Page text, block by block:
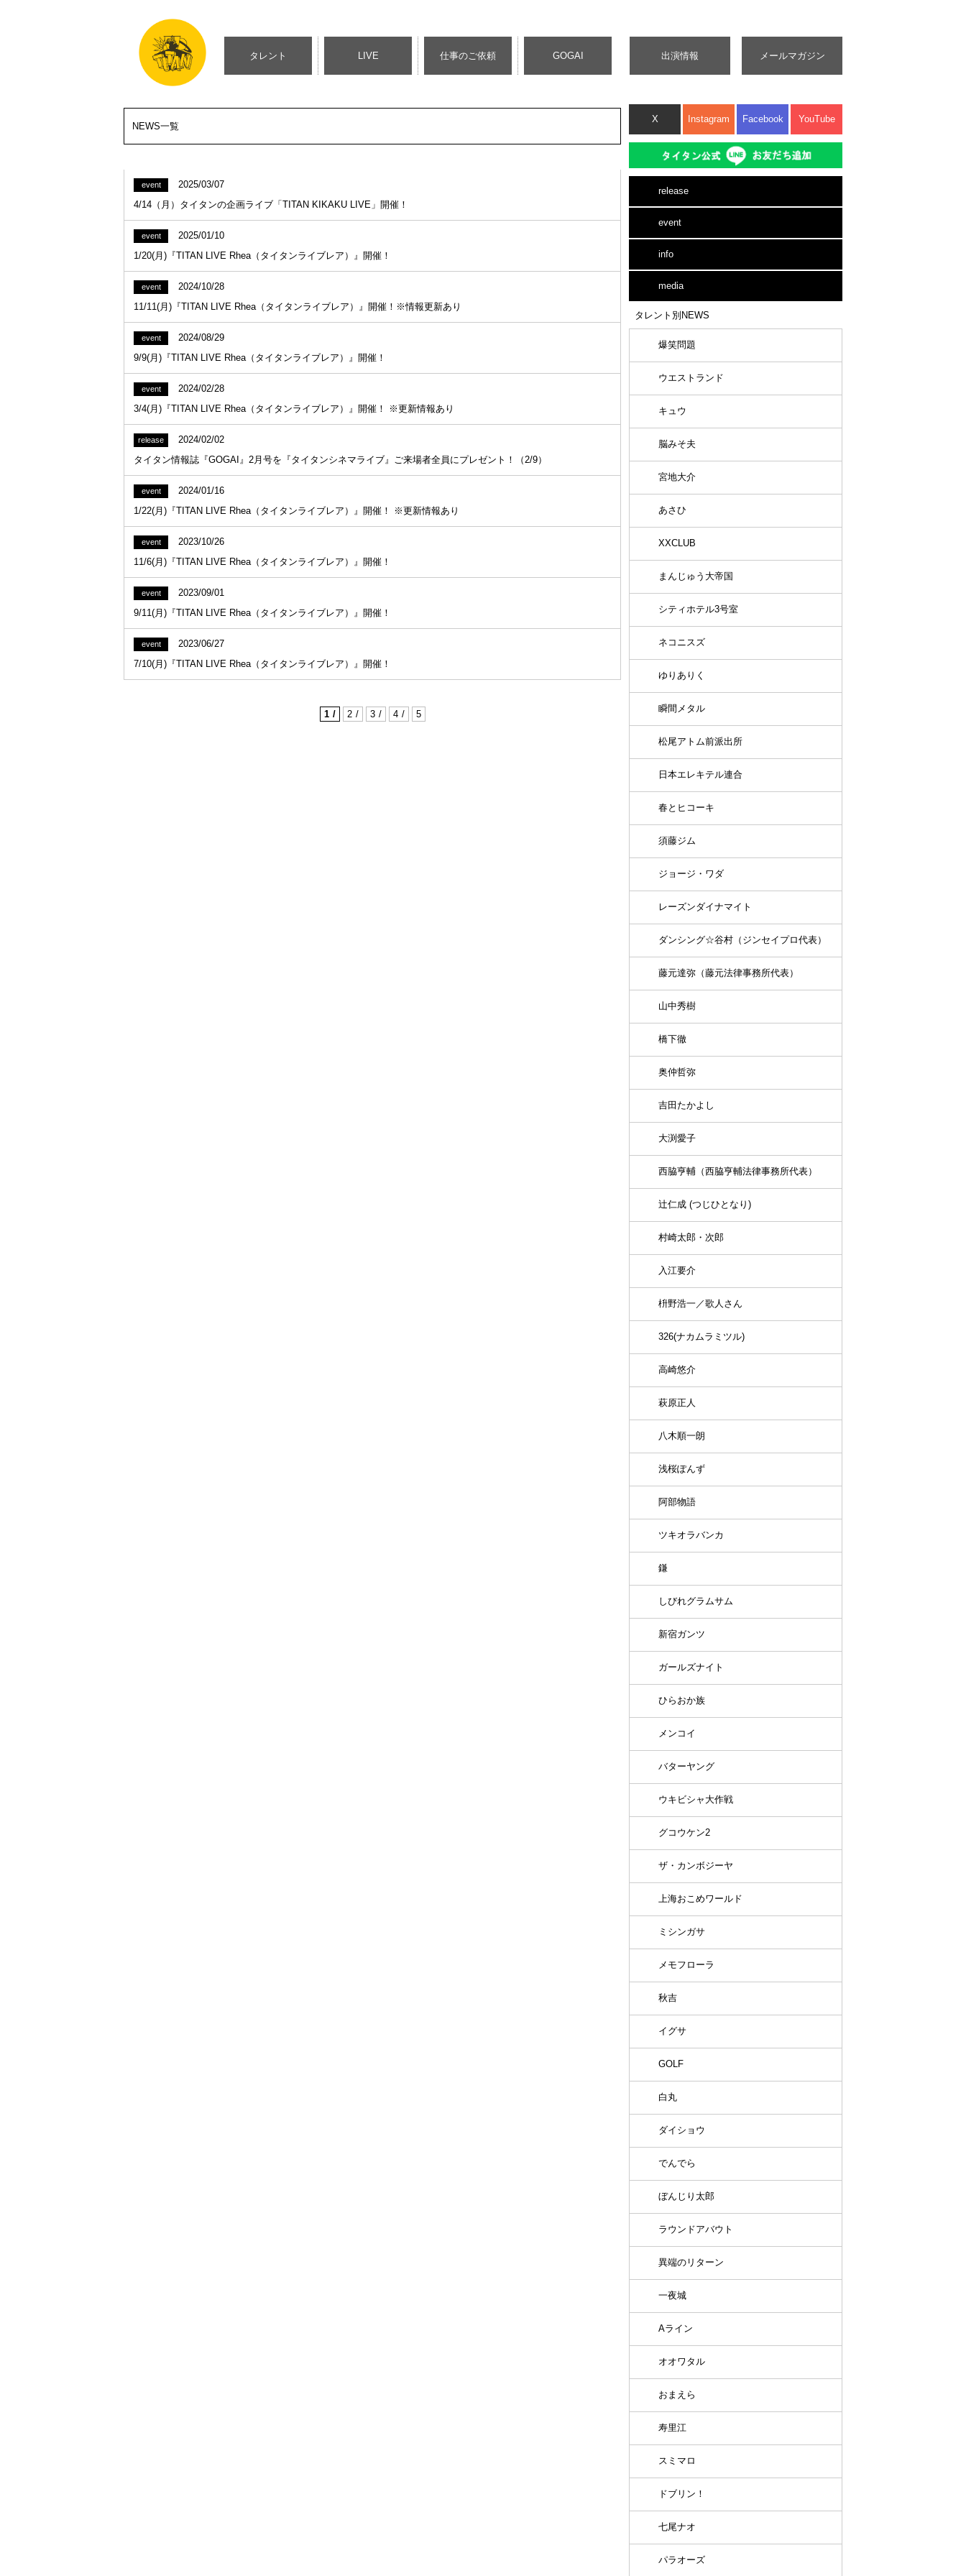
タレント LIVE 仕事のご依頼 GOGAI 出演情報 メールマガジン
NEWS一覧
event
2025/03/07
4/14（月）タイタンの企画ライブ「TITAN KIKAKU LIVE」開催！
event
2025/01/10
1/20(月)『TITAN LIVE Rhea（タイタンライブレア）』開催！
event
2024/10/28
11/11(月)『TITAN LIVE Rhea（タイタンライブレア）』開催！※情報更新あり
event
2024/08/29
9/9(月)『TITAN LIVE Rhea（タイタンライブレア）』開催！
event
2024/02/28
3/4(月)『TITAN LIVE Rhea（タイタンライブレア）』開催！ ※更新情報あり
release
2024/02/02
タイタン情報誌『GOGAI』2月号を『タイタンシネマライブ』ご来場者全員にプレゼント！（2/9）
event
2024/01/16
1/22(月)『TITAN LIVE Rhea（タイタンライブレア）』開催！ ※更新情報あり
event
2023/10/26
11/6(月)『TITAN LIVE Rhea（タイタンライブレア）』開催！
event
2023/09/01
9/11(月)『TITAN LIVE Rhea（タイタンライブレア）』開催！
event
2023/06/27
7/10(月)『TITAN LIVE Rhea（タイタンライブレア）』開催！
1 2 3 4 5
X Instagram Facebook YouTube
release
event
info
media
タレント別NEWS
爆笑問題
ウエストランド
キュウ
脳みそ夫
宮地大介
あさひ
XXCLUB
まんじゅう大帝国
シティホテル3号室
ネコニスズ
ゆりありく
瞬間メタル
松尾アトム前派出所
日本エレキテル連合
春とヒコーキ
須藤ジム
ジョージ・ワダ
レーズンダイナマイト
ダンシング☆谷村（ジンセイプロ代表）
藤元達弥（藤元法律事務所代表）
山中秀樹
橋下徹
奥仲哲弥
吉田たかよし
大渕愛子
西脇亨輔（西脇亨輔法律事務所代表）
辻仁成 (つじひとなり)
村崎太郎・次郎
入江要介
枡野浩一／歌人さん
326(ナカムラミツル)
高崎悠介
萩原正人
八木順一朗
浅桜ぽんず
阿部物語
ツキオラバンカ
鎌
しびれグラムサム
新宿ガンツ
ガールズナイト
ひらおか族
メンコイ
バターヤング
ウキビシャ大作戦
グコウケン2
ザ・カンボジーヤ
上海おこめワールド
ミシンガサ
メモフローラ
秋吉
イグサ
GOLF
白丸
ダイショウ
でんでら
ぼんじり太郎
ラウンドアバウト
異端のリターン
一夜城
Aライン
オオワタル
おまえら
寿里江
スミマロ
ドブリン！
七尾ナオ
パラオーズ